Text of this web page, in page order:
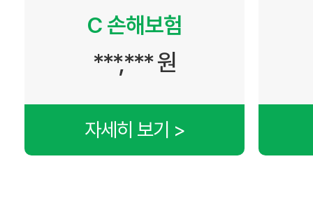
C 손해보험
***,*** 원
자세히 보기 >